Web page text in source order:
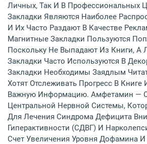
Личных, Так И В Профессиональных
Закладки Являются Наиболее
И Их Часто Раздают В Качестве
Магнитные Закладки Пользуются
Поскольку Не Выпадают Из Книги, А
Закладки Часто Используются В
Закладки Необходимы Заядлым
Хотят Отслеживать Прогресс В
Важную Информацию. Амфетамин —
Центральной Нервной Системы,
Для Лечения Синдрома Дефицита
Гиперактивности (СДВГ) И
Счет Увеличения Уровня Дофамина